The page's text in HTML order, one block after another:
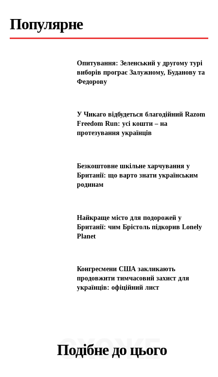
Популярне
Опитування: Зеленський у другому турі
виборів програє Залужному, Буданову та
Федорову
У Чикаго відбудеться благодійний Razom
Freedom Run: усі кошти – на
протезування українців
Безкоштовне шкільне харчування у
Британії: що варто знати українським
родинам
Найкраще місто для подорожей у
Британії: чим Брістоль підкорив Lonely
Planet
Конгресмени США закликають
продовжити тимчасовий захист для
українців: офіційний лист
Подібне до цього
СХОЖЕ